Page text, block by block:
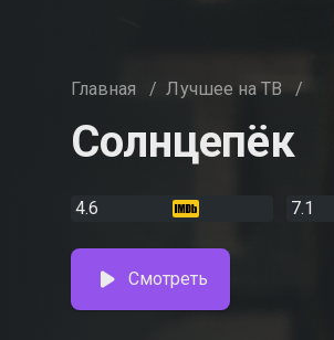
Главная / Лучшее на ТВ /
Солнцепёк
4.6 7.1
Смотреть